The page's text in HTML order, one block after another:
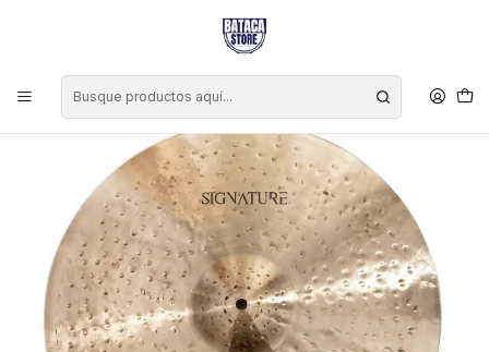
Marcas Sour Percussion
Platillo Sour Percussion Signature Medium Ride 21"